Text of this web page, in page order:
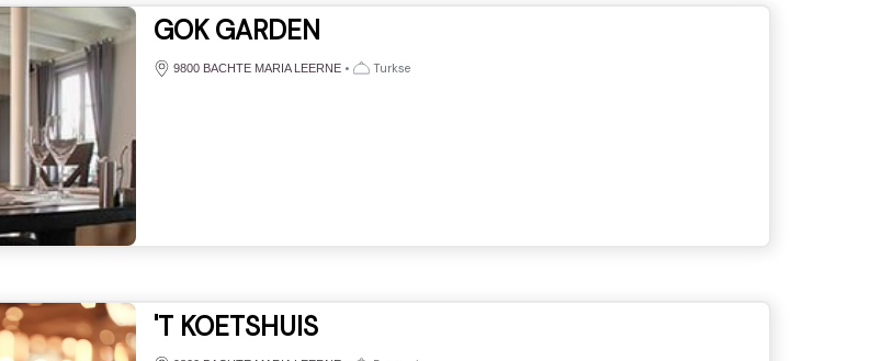
GOK GARDEN
9800 BACHTE MARIA LEERNE • Turkse
'T KOETSHUIS